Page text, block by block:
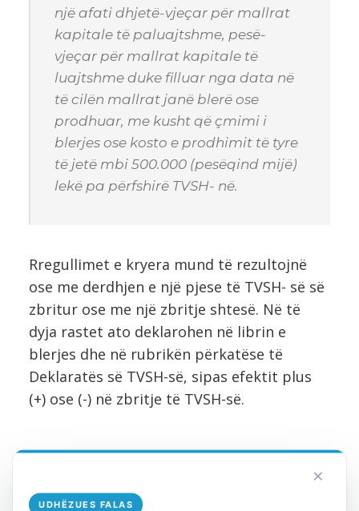
një afati dhjetë-vjeçar për mallrat
kapitale të paluajtshme, pesë-
vjeçar për mallrat kapitale të
luajtshme duke filluar nga data në
të cilën mallrat janë blerë ose
prodhuar, me kusht që çmimi i
blerjes ose kosto e prodhimit të tyre
të jetë mbi 500.000 (pesëqind mijë)
lekë pa përfshirë TVSH- në.
Rregullimet e kryera mund të rezultojnë
ose me derdhjen e një pjese të TVSH- së së
zbritur ose me një zbritje shtesë. Në të
dyja rastet ato deklarohen në librin e
blerjes dhe në rubrikën përkatëse të
Deklaratës së TVSH-së, sipas efektit plus
(+) ose (-) në zbritje të TVSH-së.
×
UDHËZUES FALAS